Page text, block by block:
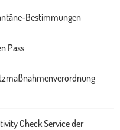
Bestimmungen
Pass
Check Service der